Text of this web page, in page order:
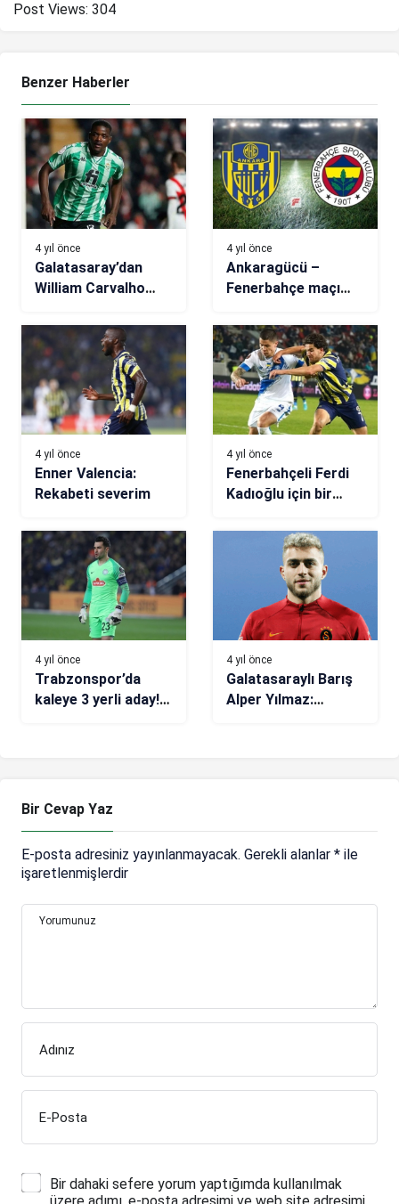
Post Views: 304
Benzer Haberler
4 yıl önce
Galatasaray’dan
William Carvalho
4 yıl önce
Ankaragücü –
Fenerbahçe maçı
4 yıl önce
Enner Valencia:
Rekabeti severim
4 yıl önce
Fenerbahçeli Ferdi
Kadıoğlu için bir
devi özel olarak
takipte…
4 yıl önce
Trabzonspor’da
kaleye 3 yerli aday!
4 yıl önce
Galatasaraylı Barış
Alper Yılmaz:
Bir Cevap Yaz
E-posta adresiniz yayınlanmayacak. Gerekli alanlar * ile
işaretlenmişlerdir
Yorumunuz
Adınız
E-Posta
Bir dahaki sefere yorum yaptığımda kullanılmak